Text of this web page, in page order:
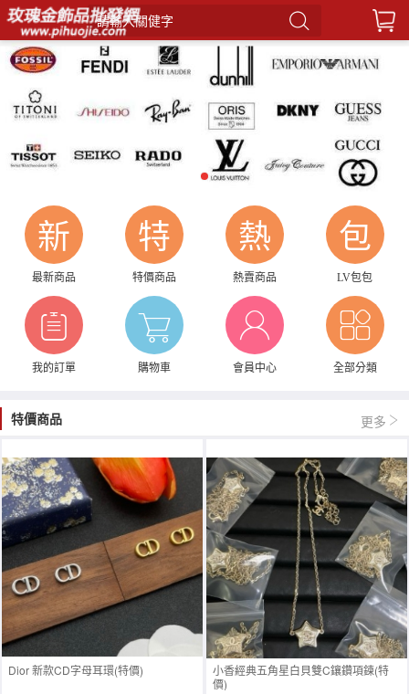
請輸入關健字
新
最新商品
特
特價商品
熱
熱賣商品
包
LV包包
我的訂單 購物車 會員中心 全部分類
特價商品 更多
Dior 新款CD字母耳環(特價)
小香經典五角星白貝雙C鑲鑽項鍊(特
價)